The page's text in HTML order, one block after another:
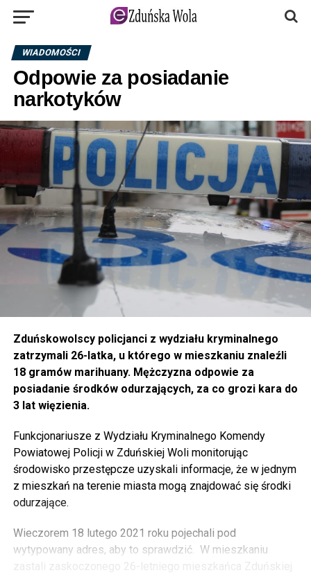
WIADOMOŚCI
Odpowie za posiadanie
narkotyków
Zduńskowolscy policjanci z wydziału kryminalnego
zatrzymali 26-latka, u którego w mieszkaniu znaleźli
18 gramów marihuany. Mężczyzna odpowie za
posiadanie środków odurzających, za co grozi kara do
3 lat więzienia.
Funkcjonariusze z Wydziału Kryminalnego Komendy
Powiatowej Policji w Zduńskiej Woli monitorując
środowisko przestępcze uzyskali informacje, że w jednym
z mieszkań na terenie miasta mogą znajdować się środki
odurzające.
Wieczorem 18 lutego 2021 roku pojechali pod
wytypowany adres, aby to sprawdzić. W mieszkaniu